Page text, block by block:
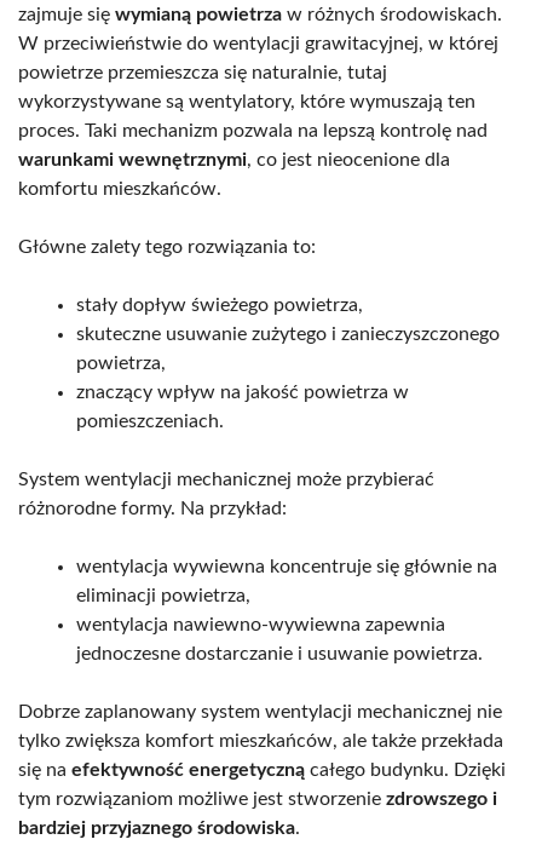
zajmuje się wymianą powietrza w różnych środowiskach.
W przeciwieństwie do wentylacji grawitacyjnej, w której
powietrze przemieszcza się naturalnie, tutaj
wykorzystywane są wentylatory, które wymuszają ten
proces. Taki mechanizm pozwala na lepszą kontrolę nad
warunkami wewnętrznymi, co jest nieocenione dla
komfortu mieszkańców.
Główne zalety tego rozwiązania to:
stały dopływ świeżego powietrza,
skuteczne usuwanie zużytego i zanieczyszczonego
powietrza,
znaczący wpływ na jakość powietrza w
pomieszczeniach.
System wentylacji mechanicznej może przybierać
różnorodne formy. Na przykład:
wentylacja wywiewna koncentruje się głównie na
eliminacji powietrza,
wentylacja nawiewno-wywiewna zapewnia
jednoczesne dostarczanie i usuwanie powietrza.
Dobrze zaplanowany system wentylacji mechanicznej nie
tylko zwiększa komfort mieszkańców, ale także przekłada
się na efektywność energetyczną całego budynku. Dzięki
tym rozwiązaniom możliwe jest stworzenie zdrowszego i
bardziej przyjaznego środowiska.